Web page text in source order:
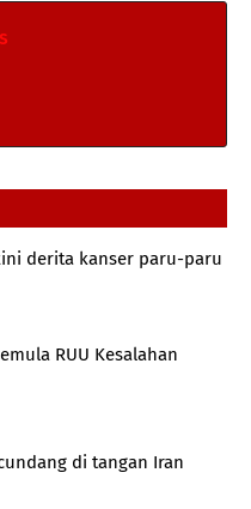
derita kanser paru-paru
RUU Kesalahan
di tangan Iran